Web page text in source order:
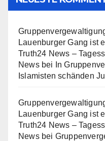
Lauenburger Gang ist
Truth24 News –
Newsbei
In
Islamisten schänden
Lauenburger Gang ist
Truth24 News –
Newsbei